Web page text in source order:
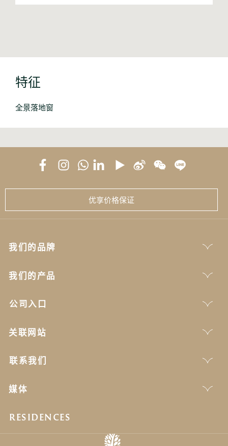
特征
全景落地窗
优享价格保证
我们的品牌
我们的产品
公司入口
关联网站
联系我们
媒体
RESIDENCES